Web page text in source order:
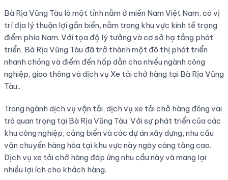
Bà Rịa Vũng Tàu là một tỉnh nằm ở miền Nam Việt Nam, có vị
trí địa lý thuận lợi gần biển, nằm trong khu vực kinh tế trọng
điểm phía Nam. Với tọa độ lý tưởng và cơ sở hạ tầng phát
triển, Bà Rịa Vũng Tàu đã trở thành một đô thị phát triển
nhanh chóng và điểm đến hấp dẫn cho nhiều ngành công
nghiệp, giao thông và dịch vụ Xe tải chở hàng tại Bà Rịa Vũng
Tàu..
Trong ngành dịch vụ vận tải, dịch vụ xe tải chở hàng đóng vai
trò quan trọng tại Bà Rịa Vũng Tàu. Với sự phát triển của các
khu công nghiệp, cảng biển và các dự án xây dựng, nhu cầu
vận chuyển hàng hóa tại khu vực này ngày càng tăng cao.
Dịch vụ xe tải chở hàng đáp ứng nhu cầu này và mang lại
nhiều lợi ích cho khách hàng.